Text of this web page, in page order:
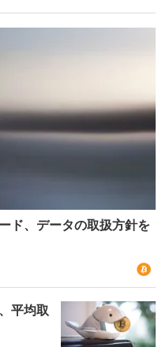
ド、データの取扱方針を
平均取